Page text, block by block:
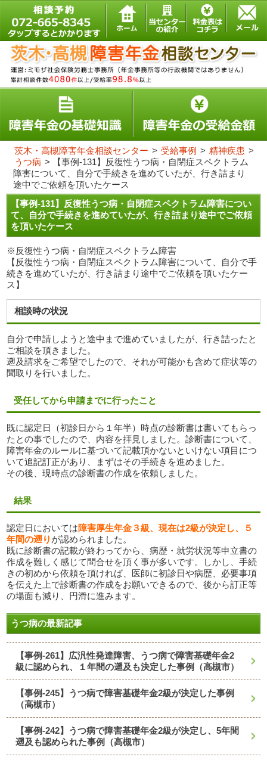
茨木・高槻障害年金相談センター > 受給事例 > 精神疾患 >
うつ病 >
【事例-131】反復性うつ病・自閉症スペクトラム
障害について、自分で手続きを進めていたが、行き詰まり
途中でご依頼を頂いたケース
【事例-131】反復性うつ病・自閉症スペクトラム障害につい
て、自分で手続きを進めていたが、行き詰まり途中でご依頼
を頂いたケース
※反復性うつ病・自閉症スペクトラム障害
【反復性うつ病・自閉症スペクトラム障害について、自分で手
続きを進めていたが、行き詰まり途中でご依頼を頂いたケー
ス】
相談時の状況
自分で申請しようと途中まで進めていましたが、行き詰ったと
ご相談を頂きました。
遡及請求をご希望でしたので、それが可能かも含めて症状等の
聞取りを行いました。
受任してから申請までに行ったこと
既に認定日（初診日から１年半）時点の診断書は書いてもらっ
たとの事でしたので、内容を拝見しました。診断書について、
障害年金のルールに基づいて記載頂かないといけない項目につ
いて追記訂正があり、まずはその手続きを進めました。
その後、現時点の診断書の作成を依頼しました。
結果
認定日においては障害厚生年金３級、現在は2級が決定し、５
年間の遡り が認められました。
既に診断書の記載が終わってから、病歴・就労状況等申立書の
作成を難しく感じて問合せを頂く事が多いです。しかし、手続
きの初めから依頼を頂ければ、医師に初診日や病歴、必要事項
を伝えた上で診断書の作成をお願いできるので、後から訂正等
の場面も減り、円滑に進みます。
うつ病の最新記事
【事例-261】広汎性発達障害、うつ病で障害基礎年金2
級に認められ、１年間の遡及も決定した事例（高槻市）
【事例-245】うつ病で障害基礎年金2級が決定した事例
（高槻市）
【事例-242】うつ病で障害基礎年金2級が決定し、5年間
遡及も認められた事例（高槻市）